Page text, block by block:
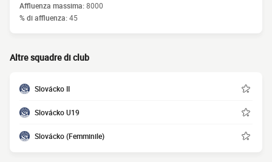
Affluenza massima:8000
% di affluenza:45
Altre squadre di club
Slovácko II
Slovácko U19
Slovácko (Femminile)